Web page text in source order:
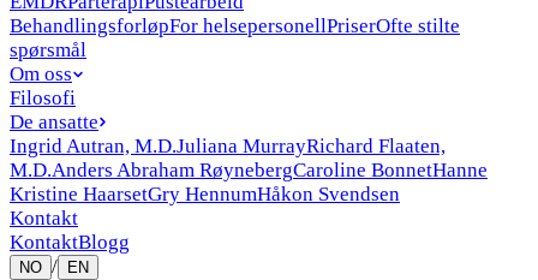
BehandlingsforløpFor helsepersonellPriserOfte stilte
spørsmål
Om oss
Filosofi
De ansatte
Ingrid Autran, M.D.Juliana MurrayRichard Flaaten,
M.D.Anders Abraham RøynebergCaroline BonnetHanne
Kristine HaarsetGry HennumHåkon Svendsen
Kontakt
KontaktBlogg
NO / EN